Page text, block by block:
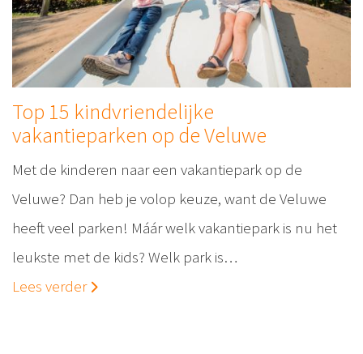
Top 15 kindvriendelijke
vakantieparken op de Veluwe
Met de kinderen naar een vakantiepark op de
Veluwe? Dan heb je volop keuze, want de Veluwe
heeft veel parken! Máár welk vakantiepark is nu het
leukste met de kids? Welk park is…
Lees verder